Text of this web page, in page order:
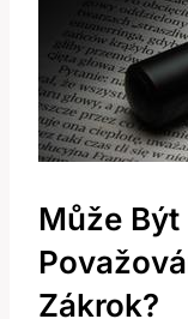
Může
Zákrok?